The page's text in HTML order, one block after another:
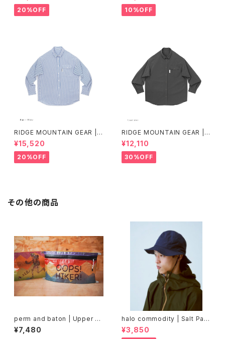
20%OFF 10%OFF
RIDGE MOUNTAIN GEAR | B
asic Long Sleeve Shirt "Str
ipe"
¥15,520
20%OFF
RIDGE MOUNTAIN GEAR | B
asic Long Sleeve Shirt
¥12,110
30%OFF
その他の商品
perm and baton | Upper Zi
p SACK M
¥7,480
halo commodity | Salt Path
Hat
¥3,850